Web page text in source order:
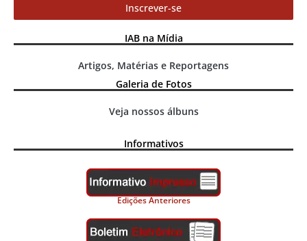
Inscrever-se
IAB na Mídia
Artigos, Matérias e Reportagens
Galeria de Fotos
Veja nossos álbuns
Informativos
Edições Anteriores